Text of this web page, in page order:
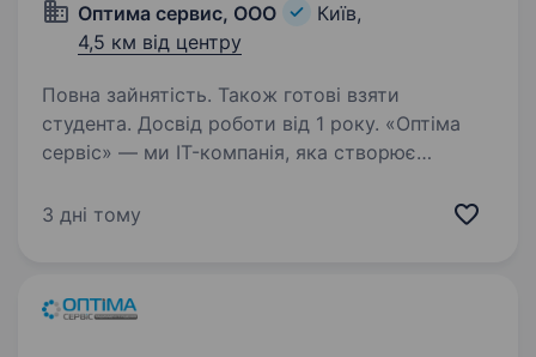
Оптима сервис, ООО
Київ,
4,5 км від центру
Повна зайнятість. Також готові взяти
студента. Досвід роботи від 1 року. «Оптіма
сервіс» — ми IT-компанія, яка створює
ІТ послуги для українських та міжнародних
3 дні тому